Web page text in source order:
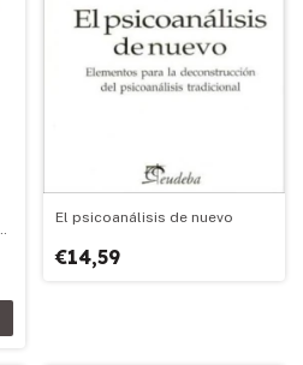
El psicoanálisis de nuevo
€14,59